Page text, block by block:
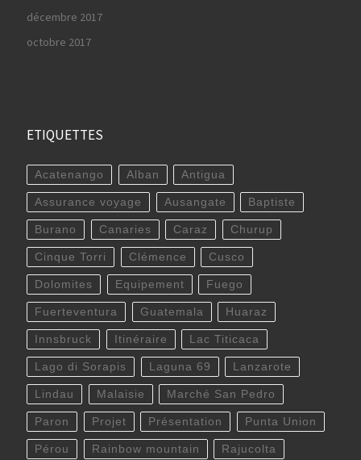
décembre 2017
octobre 2017
ETIQUETTES
Acatenango Alban Antigua
Assurance voyage Ausangate Baptiste
Burano Canaries Caraz Churup
Cinque Torri Clémence Cusco
Dolomites Equipement Fuego
Fuerteventura Guatemala Huaraz
Innsbruck Itinéraire Lac Titicaca
Lago di Sorapis Laguna 69 Lanzarote
Lindau Malaisie Marché San Pedro
Paron Projet Présentation Punta Union
Pérou Rainbow mountain Rajucolta